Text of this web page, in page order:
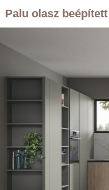
Palu olasz